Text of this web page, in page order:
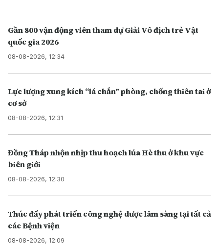
Gần 800 vận động viên tham dự Giải Vô địch trẻ Vật
quốc gia 2026
08-08-2026, 12:34
Lực lượng xung kích “lá chắn” phòng, chống thiên tai ở
cơ sở
08-08-2026, 12:31
Đồng Tháp nhộn nhịp thu hoạch lúa Hè thu ở khu vực
biên giới
08-08-2026, 12:30
Thúc đẩy phát triển công nghệ dược lâm sàng tại tất cả
các Bệnh viện
08-08-2026, 12:09